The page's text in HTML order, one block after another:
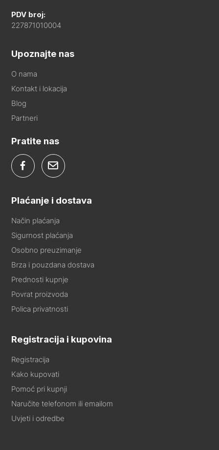
PDV broj:
227871010004
Upoznajte nas
O nama
Kontakt i lokacija
Blog
Partneri
Pratite nas
Plaćanje i dostava
Način plaćanja
Sigurnost plaćanja
Osobno preuzimanje
Brza i pouzdana dostava
Prednosti kupnje
Povrat proizvoda
Polica privatnosti
Registracija i kupovina
Registracija
Kako kupovati
Pomoć pri kupnji
Naručite telefonom ili emailom
Uvjeti i odredbe